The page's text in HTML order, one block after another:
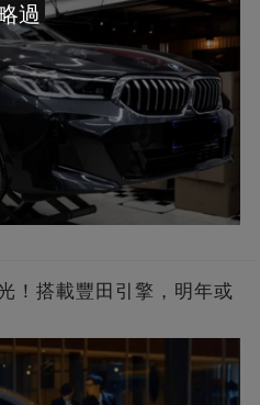
！搭載豐田引擎，明年或
過